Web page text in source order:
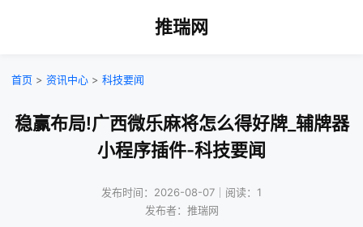
推瑞网
首页 > 资讯中心 > 科技要闻
稳赢布局!广西微乐麻将怎么得好牌_辅牌器
小程序插件-科技要闻
发布时间：2026-08-07｜阅读：1
发布者：推瑞网